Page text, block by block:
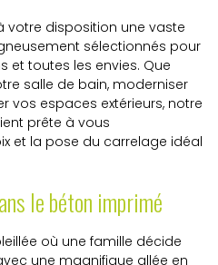
votre disposition une vaste
sélectionnés pour
et toutes les envies. Que
salle de bain, moderniser
vos espaces extérieurs, notre
prête à vous
et la pose du carrelage idéal
le béton imprimé
où une famille décide
une magnifique allée en